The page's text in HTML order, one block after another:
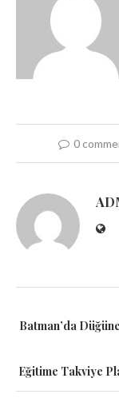
0
Batman’da
Eğitime Takviye